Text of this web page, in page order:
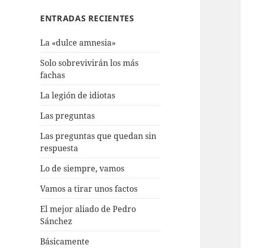
ENTRADAS RECIENTES
La «dulce amnesia»
Solo sobrevivirán los más
fachas
La legión de idiotas
Las preguntas
Las preguntas que quedan sin
respuesta
Lo de siempre, vamos
Vamos a tirar unos factos
El mejor aliado de Pedro
Sánchez
Básicamente